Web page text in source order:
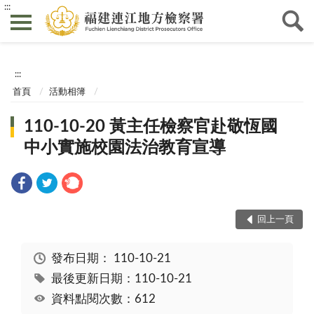
:::
:::
首頁 活動相簿
110-10-20 黃主任檢察官赴敬恆國
中小實施校園法治教育宣導
回上一頁
發布日期： 110-10-21
最後更新日期：110-10-21
資料點閱次數：612